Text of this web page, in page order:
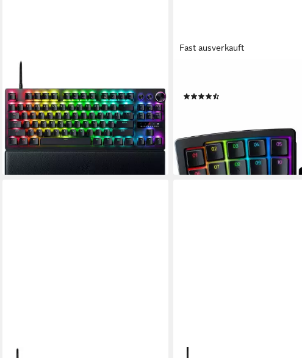
Huntsman V3 Pro 8KHz Tenkeyless
Gaming-Tastatur
ab 229,97 € UVP249,99 €
21,00 €mtl. in 12 Raten
-8%
lieferbar - in 1-2 Werktagen bei dir
Fast ausverkauft